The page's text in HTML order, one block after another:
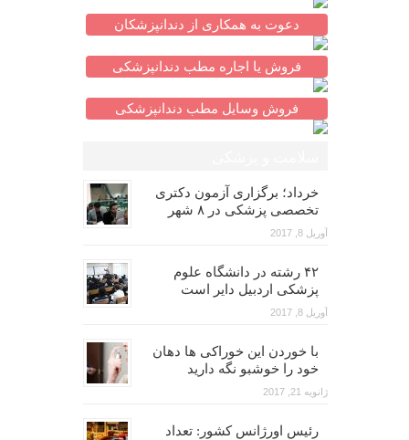
دعوت به همکاری از دندانپزشکان
فروش یا اجاره مطب دندانپزشکی
فروش وسایل مطب دندانپزشکی
خرداد؛ برگزاری آزمون دکتری
تخصصی پزشکی در ۸ شهر
آوریل 8, 2017
۴۲ رشته در دانشگاه علوم
پزشکی اردبیل دایر است
آوریل 8, 2017
با خوردن این خوراکی ها دهان
خود را خوشبو نگه دارید
ژانویه 21, 2017
رئیس اورژانس کشور: تعداد